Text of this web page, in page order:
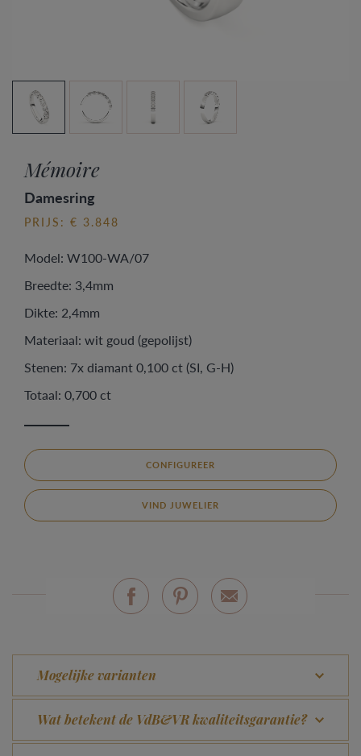
Mémoire
Damesring
PRIJS: € 3.848
Model: W100-WA/07
Breedte: 3,4mm
Dikte: 2,4mm
Materiaal: wit goud (gepolijst)
Stenen: 7x diamant 0,100 ct (SI, G-H)
Totaal: 0,700 ct
CONFIGUREER
VIND JUWELIER
Mogelijke varianten
Wat betekent de VdB&VR kwaliteitsgarantie?